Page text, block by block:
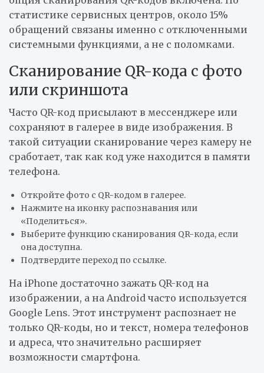
статистике сервисных центров, около 15%
обращений связаны именно с отключенными
системными функциями, а не с поломками.
Сканирование QR-кода с фото
или скриншота
Часто QR-код присылают в мессенджере или
сохраняют в галерее в виде изображения. В
такой ситуации сканирование через камеру не
сработает, так как код уже находится в памяти
телефона.
Откройте фото с QR-кодом в галерее.
Нажмите на иконку распознавания или
«Поделиться».
Выберите функцию сканирования QR-кода, если
она доступна.
Подтвердите переход по ссылке.
На iPhone достаточно зажать QR-код на
изображении, а на Android часто используется
Google Lens. Этот инструмент распознает не
только QR-коды, но и текст, номера телефонов
и адреса, что значительно расширяет
возможности смартфона.